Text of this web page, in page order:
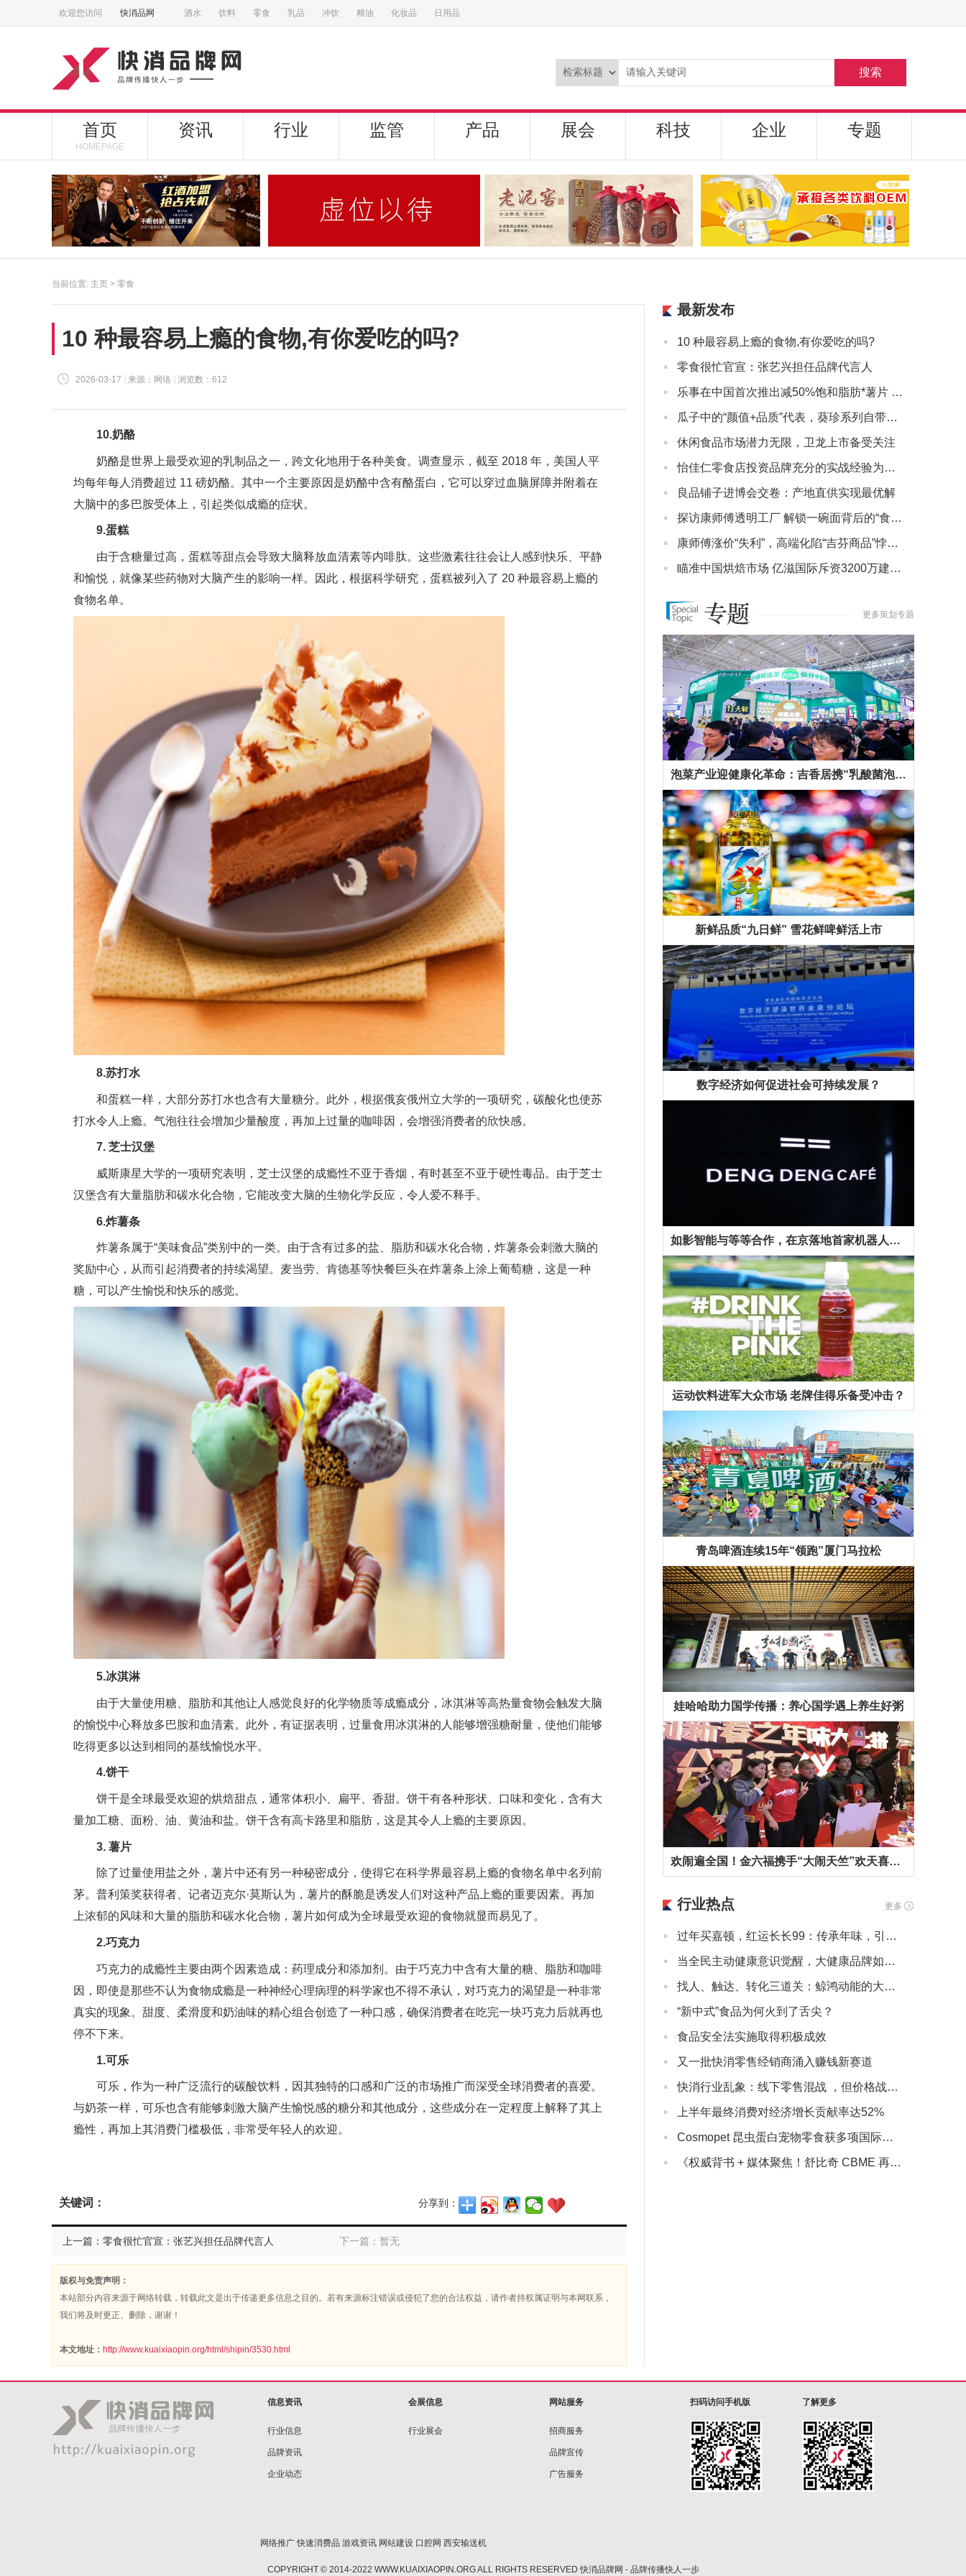
欢迎您访问 快消品网 酒水 饮料 零食 乳品 冲饮 粮油 化妆品 日用品
搜索
首页
HOMEPAGE
资讯 行业 监管 产品 展会 科技 企业 专题
当前位置: 主页 > 零食
10 种最容易上瘾的食物,有你爱吃的吗?
2026-03-17 来源：网络 浏览数：612
10.奶酪
奶酪是世界上最受欢迎的乳制品之一，跨文化地用于各种美食。调查显示，截至 2018 年，美国人平
均每年每人消费超过 11 磅奶酪。其中一个主要原因是奶酪中含有酪蛋白，它可以穿过血脑屏障并附着在
大脑中的多巴胺受体上，引起类似成瘾的症状。
9.蛋糕
由于含糖量过高，蛋糕等甜点会导致大脑释放血清素等内啡肽。这些激素往往会让人感到快乐、平静
和愉悦，就像某些药物对大脑产生的影响一样。因此，根据科学研究，蛋糕被列入了 20 种最容易上瘾的
食物名单。
8.苏打水
和蛋糕一样，大部分苏打水也含有大量糖分。此外，根据俄亥俄州立大学的一项研究，碳酸化也使苏
打水令人上瘾。气泡往往会增加少量酸度，再加上过量的咖啡因，会增强消费者的欣快感。
7. 芝士汉堡
威斯康星大学的一项研究表明，芝士汉堡的成瘾性不亚于香烟，有时甚至不亚于硬性毒品。由于芝士
汉堡含有大量脂肪和碳水化合物，它能改变大脑的生物化学反应，令人爱不释手。
6.炸薯条
炸薯条属于“美味食品”类别中的一类。由于含有过多的盐、脂肪和碳水化合物，炸薯条会刺激大脑的
奖励中心，从而引起消费者的持续渴望。麦当劳、肯德基等快餐巨头在炸薯条上涂上葡萄糖，这是一种
糖，可以产生愉悦和快乐的感觉。
5.冰淇淋
由于大量使用糖、脂肪和其他让人感觉良好的化学物质等成瘾成分，冰淇淋等高热量食物会触发大脑
的愉悦中心释放多巴胺和血清素。此外，有证据表明，过量食用冰淇淋的人能够增强糖耐量，使他们能够
吃得更多以达到相同的基线愉悦水平。
4.饼干
饼干是全球最受欢迎的烘焙甜点，通常体积小、扁平、香甜。饼干有各种形状、口味和变化，含有大
量加工糖、面粉、油、黄油和盐。饼干含有高卡路里和脂肪，这是其令人上瘾的主要原因。
3. 薯片
除了过量使用盐之外，薯片中还有另一种秘密成分，使得它在科学界最容易上瘾的食物名单中名列前
茅。普利策奖获得者、记者迈克尔·莫斯认为，薯片的酥脆是诱发人们对这种产品上瘾的重要因素。再加
上浓郁的风味和大量的脂肪和碳水化合物，薯片如何成为全球最受欢迎的食物就显而易见了。
2.巧克力
巧克力的成瘾性主要由两个因素造成：药理成分和添加剂。由于巧克力中含有大量的糖、脂肪和咖啡
因，即使是那些不认为食物成瘾是一种神经心理病理的科学家也不得不承认，对巧克力的渴望是一种非常
真实的现象。甜度、柔滑度和奶油味的精心组合创造了一种口感，确保消费者在吃完一块巧克力后就再也
停不下来。
1.可乐
可乐，作为一种广泛流行的碳酸饮料，因其独特的口感和广泛的市场推广而深受全球消费者的喜爱。
与奶茶一样，可乐也含有能够刺激大脑产生愉悦感的糖分和其他成分，这些成分在一定程度上解释了其上
瘾性，再加上其消费门槛极低，非常受年轻人的欢迎。
关键词： 分享到：
上一篇：零食很忙官宣：张艺兴担任品牌代言人 下一篇：暂无
版权与免责声明：
本站部分内容来源于网络转载，转载此文是出于传递更多信息之目的。若有来源标注错误或侵犯了您的合法权益，请作者持权属证明与本网联系，
我们将及时更正、删除，谢谢！
本文地址： http://www.kuaixiaopin.org/html/shipin/3530.html
最新发布
· 10 种最容易上瘾的食物,有你爱吃的吗?
· 零食很忙官宣：张艺兴担任品牌代言人
· 乐事在中国首次推出减50%饱和脂肪*薯片 带来轻负担零食优选
· 瓜子中的“颜值+品质”代表，葵珍系列自带强者属性
· 休闲食品市场潜力无限，卫龙上市备受关注
· 怡佳仁零食店投资品牌充分的实战经验为你解答如何提升营业额
· 良品铺子进博会交卷：产地直供实现最优解
· 探访康师傅透明工厂 解锁一碗面背后的“食安密码”
· 康师傅涨价“失利”，高端化陷“吉芬商品”悖论？
· 瞄准中国烘焙市场 亿滋国际斥资3200万建设“奥利奥云朵蛋糕”
精彩专题
更多策划专题
泡菜产业迎健康化革命：吉香居携“乳酸菌泡菜”等新品抢占千亿市场先机
新鲜品质“九日鲜” 雪花鲜啤鲜活上市
数字经济如何促进社会可持续发展？
如影智能与等等合作，在京落地首家机器人咖啡馆
运动饮料进军大众市场 老牌佳得乐备受冲击？
青岛啤酒连续15年“领跑”厦门马拉松
娃哈哈助力国学传播：养心国学遇上养生好粥
欢闹遍全国！金六福携手“大闹天竺”欢天喜地拜早年！
行业热点 更多
· 过年买嘉顿，红运长长99：传承年味，引领新春礼潮
· 当全民主动健康意识觉醒，大健康品牌如何与用户“深度同行”？
· 找人、触达、转化三道关：鲸鸿动能的大健康营销实战解法
· “新中式”食品为何火到了舌尖？
· 食品安全法实施取得积极成效
· 又一批快消零售经销商涌入赚钱新赛道
· 快消行业乱象：线下零售混战 ，但价格战没有赢家
· 上半年最终消费对经济增长贡献率达52%
· Cosmopet 昆虫蛋白宠物零食获多项国际认证
· 《权威背书 + 媒体聚焦！舒比奇 CBME 再亮相，敏感肌纸尿裤成母婴护理新焦点》
信息资讯
行业信息
品牌资讯
企业动态
会展信息
行业展会
网站服务
招商服务
品牌宣传
广告服务
扫码访问手机版 了解更多
网络推广 快速消费品 游戏资讯 网站建设 口腔网 西安输送机
COPYRIGHT © 2014-2022 WWW.KUAIXIAOPIN.ORG ALL RIGHTS RESERVED 快消品牌网 - 品牌传播快人一步